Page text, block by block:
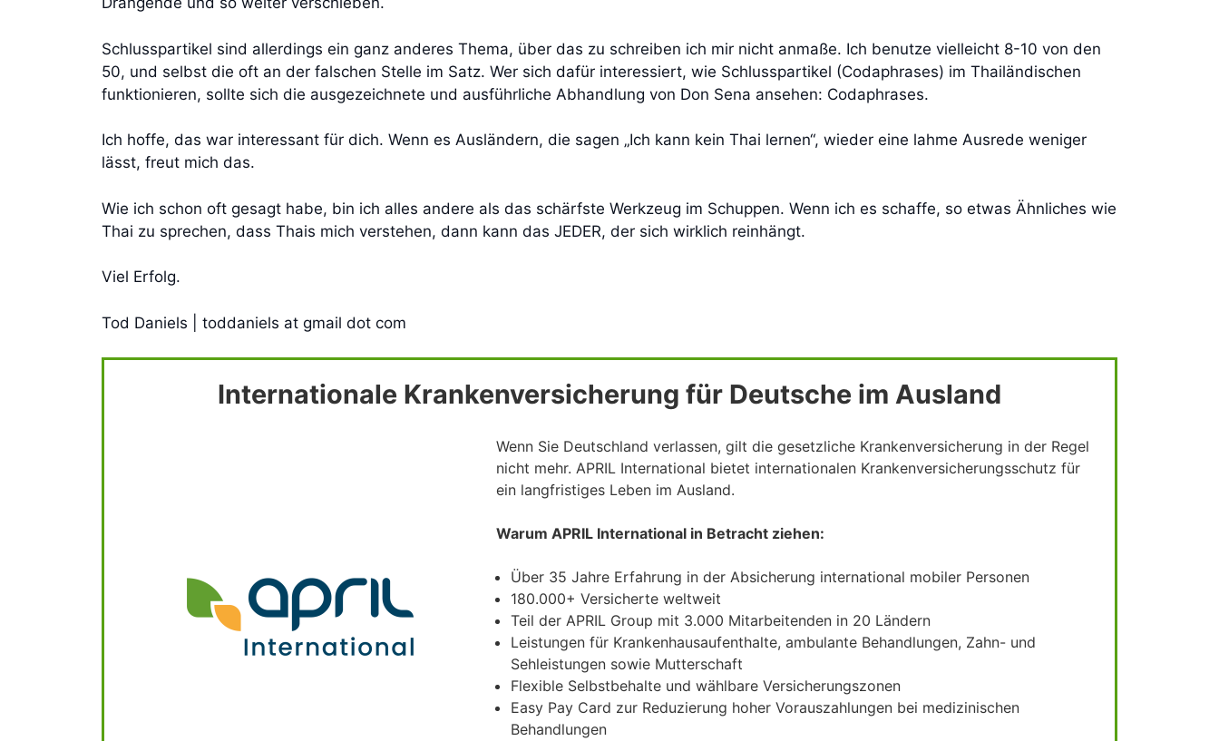
Schlusspartikel sind allerdings ein ganz anderes Thema, über das zu schreiben ich mir nicht anmaße. Ich benutze vielleicht 8-10 von den
50, und selbst die oft an der falschen Stelle im Satz. Wer sich dafür interessiert, wie Schlusspartikel (Codaphrases) im Thailändischen
funktionieren, sollte sich die ausgezeichnete und ausführliche Abhandlung von Don Sena ansehen: Codaphrases.
Ich hoffe, das war interessant für dich. Wenn es Ausländern, die sagen „Ich kann kein Thai lernen“, wieder eine lahme Ausrede weniger
lässt, freut mich das.
Wie ich schon oft gesagt habe, bin ich alles andere als das schärfste Werkzeug im Schuppen. Wenn ich es schaffe, so etwas Ähnliches wie
Thai zu sprechen, dass Thais mich verstehen, dann kann das JEDER, der sich wirklich reinhängt.
Viel Erfolg.
Tod Daniels | toddaniels at gmail dot com
Internationale Krankenversicherung für Deutsche im Ausland
Wenn Sie Deutschland verlassen, gilt die gesetzliche Krankenversicherung in der Regel
nicht mehr. APRIL International bietet internationalen Krankenversicherungsschutz für
ein langfristiges Leben im Ausland.
Warum APRIL International in Betracht ziehen:
Über 35 Jahre Erfahrung in der Absicherung international mobiler Personen
180.000+ Versicherte weltweit
Teil der APRIL Group mit 3.000 Mitarbeitenden in 20 Ländern
Leistungen für Krankenhausaufenthalte, ambulante Behandlungen, Zahn- und
Sehleistungen sowie Mutterschaft
Flexible Selbstbehalte und wählbare Versicherungszonen
Easy Pay Card zur Reduzierung hoher Vorauszahlungen bei medizinischen
Behandlungen